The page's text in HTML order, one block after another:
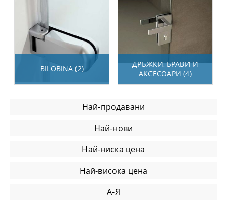
BILOBINA (2)
ДРЪЖКИ, БРАВИ И
АКСЕСОАРИ (4)
Най-продавани
Най-нови
Най-ниска цена
Най-висока цена
А-Я